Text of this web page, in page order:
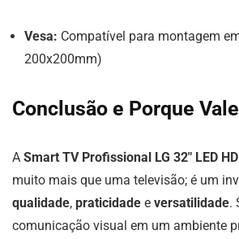
Vesa: Compatível para montagem
200x200mm)
Conclusão e Porque
A Smart TV Profissional LG 32″ LED
muito mais que uma televisão; é um
qualidade, praticidade e versatilidade.
comunicação visual em um ambiente